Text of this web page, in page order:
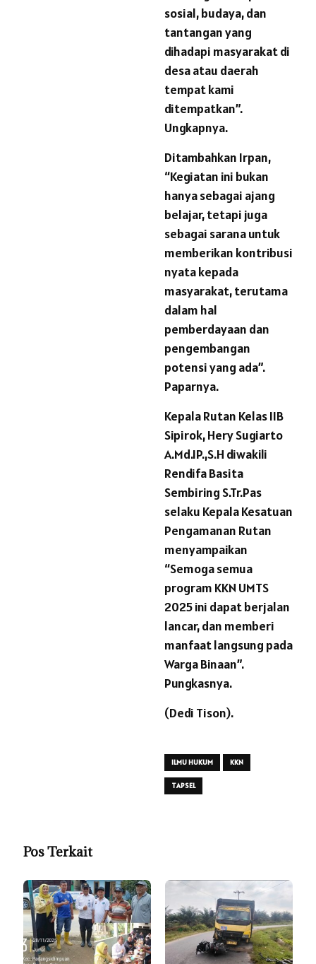
sosial, budaya, dan
tantangan yang
dihadapi masyarakat di
desa atau daerah
tempat kami
ditempatkan”.
Ungkapnya.
Ditambahkan Irpan,
“Kegiatan ini bukan
hanya sebagai ajang
belajar, tetapi juga
sebagai sarana untuk
memberikan kontribusi
nyata kepada
masyarakat, terutama
dalam hal
pemberdayaan dan
pengembangan
potensi yang ada”.
Paparnya.
Kepala Rutan Kelas IIB
Sipirok, Hery Sugiarto
A.Md.IP.,S.H diwakili
Rendifa Basita
Sembiring S.Tr.Pas
selaku Kepala Kesatuan
Pengamanan Rutan
menyampaikan
“Semoga semua
program KKN UMTS
2025 ini dapat berjalan
lancar, dan memberi
manfaat langsung pada
Warga Binaan”.
Pungkasnya.
(Dedi Tison).
ILMU HUKUM KKN
TAPSEL
Pos Terkait